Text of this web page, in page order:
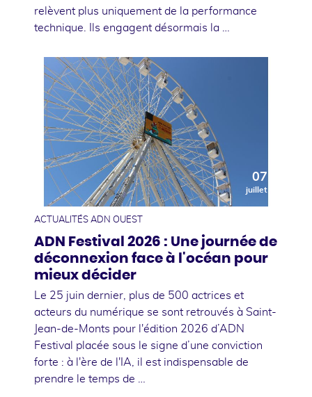
relèvent plus uniquement de la performance
technique. Ils engagent désormais la …
07
juillet
ACTUALITÉS ADN OUEST
ADN Festival 2026 : Une journée de
déconnexion face à l'océan pour
mieux décider
Le 25 juin dernier, plus de 500 actrices et
acteurs du numérique se sont retrouvés à Saint-
Jean-de-Monts pour l'édition 2026 d’ADN
Festival placée sous le signe d’une conviction
forte : à l'ère de l'IA, il est indispensable de
prendre le temps de …